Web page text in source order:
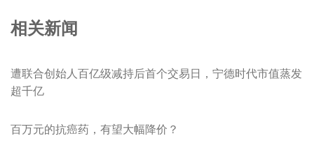
相关新闻
遭联合创始人百亿级减持后首个交易日，宁德时代市值蒸发
超千亿
百万元的抗癌药，有望大幅降价？